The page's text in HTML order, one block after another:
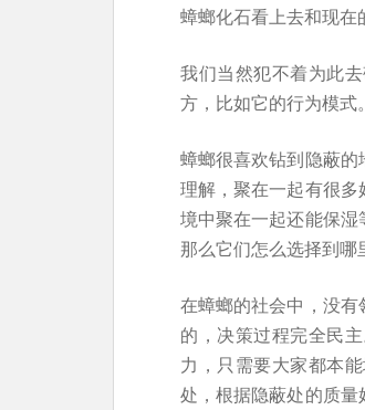
蟑螂化石看上去和现在
我们当然犯不着为此
方，比如它的行为模式。
蟑螂很喜欢钻到隐蔽
理解，聚在一起有很
境中聚在一起还能保湿
那么它们怎么选择到哪
在蟑螂的社会中，没
的，决策过程完全民
力，只需要大家都本
处，根据隐蔽处的质